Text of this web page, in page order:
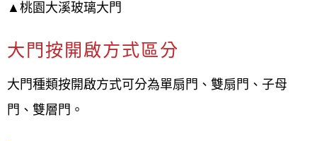
▲桃園大溪玻璃大門
大門按開啟方式區分
大門種類按開啟方式可分為單扇門、雙扇門、子母
門、雙層門。